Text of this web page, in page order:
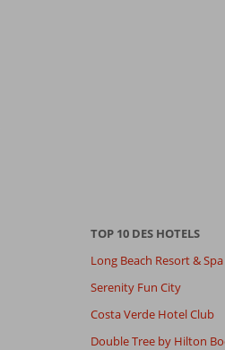
TOP 10 DES HOTELS
Long Beach Resort &
Serenity Fun City
Costa Verde Hotel Club
Double Tree by Hilton